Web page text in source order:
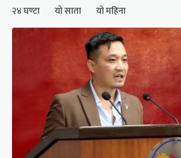
२४ घण्टा यो साता यो महिना